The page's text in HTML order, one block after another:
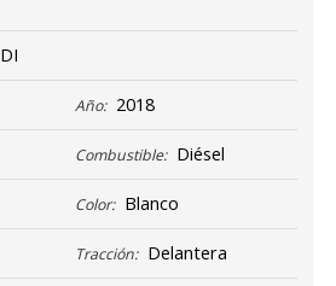
Año: 2018
Combustible: Diésel
Color: Blanco
Tracción: Delantera